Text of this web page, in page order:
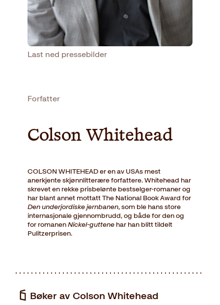
Last ned pressebilder
Forfatter
Colson Whitehead
COLSON WHITEHEAD er en av USAs mest
anerkjente skjønnlitterære forfattere. Whitehead har
skrevet en rekke prisbelønte bestselger-romaner og
har blant annet mottatt The National Book Award for
Den underjordiske jernbanen, som ble hans store
internasjonale gjennombrudd, og både for den og
for romanenNickel-guttene har han blitt tildelt
Pulitzerprisen.
Bøker av Colson Whitehead